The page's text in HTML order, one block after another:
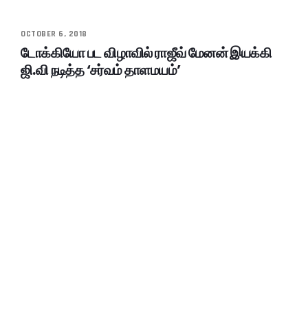
OCTOBER 6, 2018
டோக்கியோ பட விழாவில் ராஜீவ் மேனன் இயக்கி
ஜி.வி நடித்த ‘சர்வம் தாளமயம்’